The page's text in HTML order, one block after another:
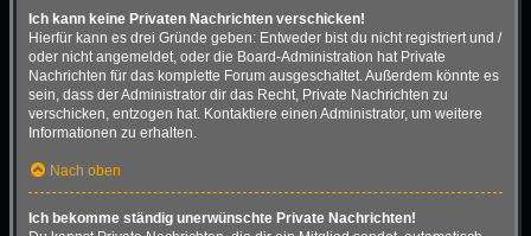
Ich kann keine Privaten Nachrichten verschicken!
Hierfür kann es drei Gründe geben: Entweder bist du nicht registriert und /
oder nicht angemeldet, oder die Board-Administration hat Private
Nachrichten für das komplette Forum ausgeschaltet. Außerdem könnte es
sein, dass der Administrator dir das Recht, Private Nachrichten zu
verschicken, entzogen hat. Kontaktiere einen Administrator, um weitere
Informationen zu erhalten.
Nach oben
Ich bekomme ständig unerwünschte Private Nachrichten!